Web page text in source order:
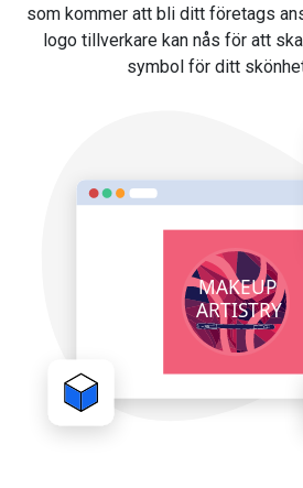
som kommer att bli ditt företags
logo tillverkare kan nås för att
symbol för ditt